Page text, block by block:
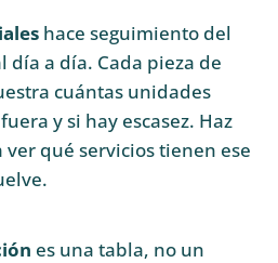
hace seguimiento del
a día. Cada pieza de
cuántas unidades
y si hay escasez. Haz
qué servicios tienen ese
es una tabla, no un